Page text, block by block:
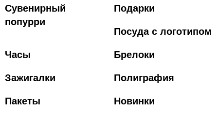
Сувенирный
попурри
Подарки
Посуда с логотипом
Часы
Брелоки
Зажигалки
Полиграфия
Пакеты
Новинки